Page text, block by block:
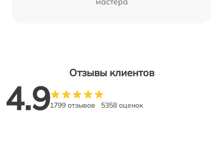
Отзывы клиентов
4.91799 отзывов 5358 оценок